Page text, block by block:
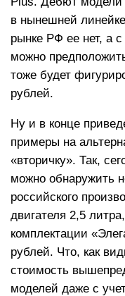
в нынешней
рынке РФ ее нет, а
можно
тоже будет
рублей.
Ну и в конце
примеры на
«вторичку». Так,
можно обнаружить
российского
двигателя 2,5
комплектации
рублей. Что, как
стоимость
моделей даже с